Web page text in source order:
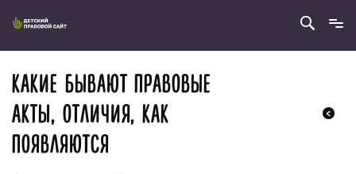
КАКИЕ БЫВАЮТ ПРАВОВЫЕ
АКТЫ, ОТЛИЧИЯ, КАК
ПОЯВЛЯЮТСЯ